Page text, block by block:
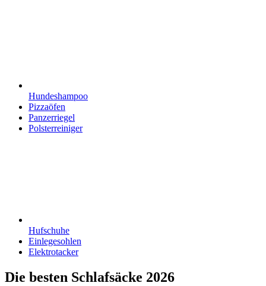
Hundeshampoo
Pizzaöfen
Panzerriegel
Polsterreiniger
Hufschuhe
Einlegesohlen
Elektrotacker
Die besten Schlafsäcke 2026